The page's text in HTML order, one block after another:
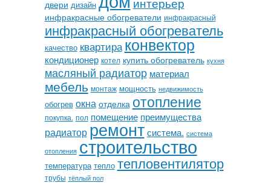
двери дизайн
инфракрасные обогреватели инфракрасный
инфракрасный обогреватель
качество квартираконвектор
кондиционер котел купить обогреватель кухня
масляный радиатор материал
мебель монтаж мощность недвижимость
обогрев окна отделка отопление
покупка. пол помещение преимущества
радиатор ремонт система. система
отопления строительство
температура тепло тепловентилятор
трубы тёплый пол